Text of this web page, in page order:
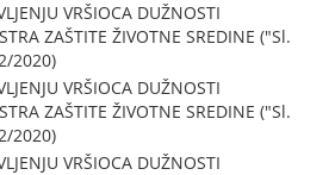
VRŠIOCA DUŽNOSTI
ZAŠTITE ŽIVOTNE SREDINE ("Sl.
2020)
VRŠIOCA DUŽNOSTI
ZAŠTITE ŽIVOTNE SREDINE ("Sl.
2020)
VRŠIOCA DUŽNOSTI